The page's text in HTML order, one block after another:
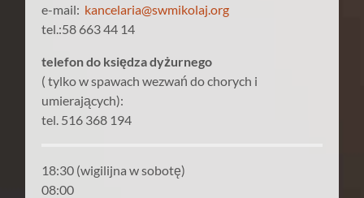
e-mail: kancelaria@swmikolaj.org
tel.:58 663 44 14
telefon do księdza dyżurnego
( tylko w spawach wezwań do chorych i
umierających):
tel. 516 368 194
18:30 (wigilijna w sobotę)
08:00